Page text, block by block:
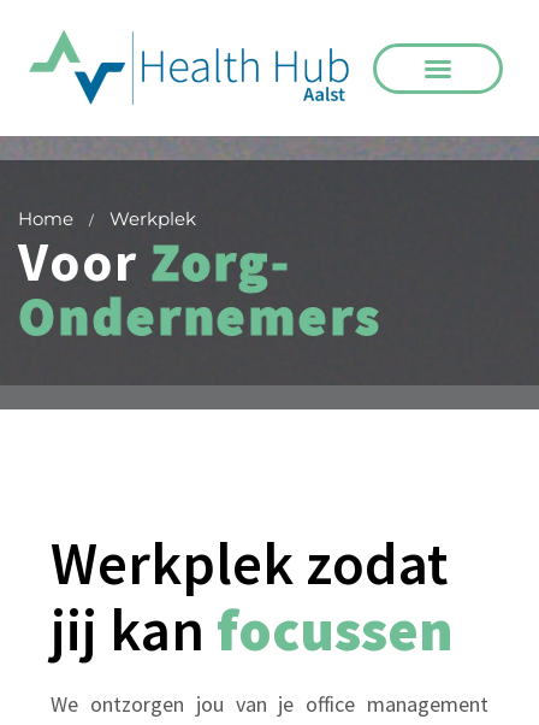
Home / Werkplek
Voor Zorg-
Ondernemers
Werkplek zodat
jij kan focussen
We ontzorgen jou van je office management